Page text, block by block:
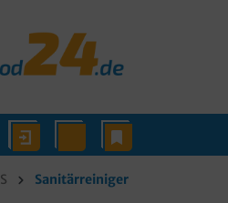
S Sanitärreiniger